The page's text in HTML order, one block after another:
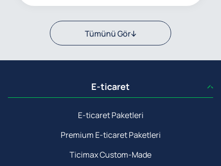
Tümünü Gör
E-ticaret
E-ticaret Paketleri
Premium E-ticaret Paketleri
Ticimax Custom-Made